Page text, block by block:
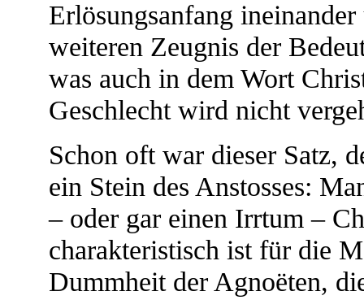
Erlösungsanfang
weiteren Zeugnis der
was auch in dem Wort
Geschlecht wird nicht
Schon oft war dieser Satz,
ein Stein des Anstosses:
– oder gar einen Irrtum –
charakteristisch ist für die
Dummheit der Agnoëten,